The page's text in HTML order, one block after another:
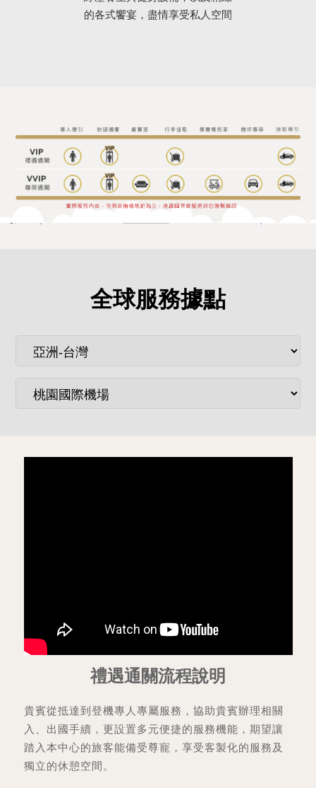
的各式饗宴，盡情享受私人空間
全球服務據點
禮遇通關流程說明
貴賓從抵達到登機專人專屬服務，協助貴賓辦理相關
入、出國手續，更設置多元便捷的服務機能，期望讓
踏入本中心的旅客能備受尊寵，享受客製化的服務及
獨立的休憩空間。